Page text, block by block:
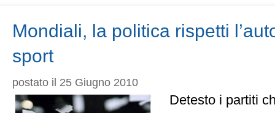
Mondiali, la politica rispetti
sport
postato il 25 Giugno 2010
Detesto i partiti